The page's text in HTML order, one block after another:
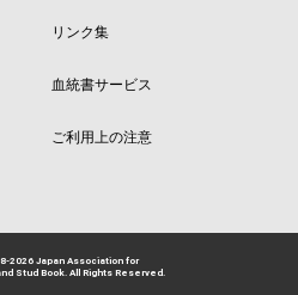
リンク集
血統書サービス
ご利用上の注意
2026 Japan Association for
Stud Book. All Rights Reserved.